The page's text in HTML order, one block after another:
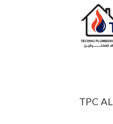
TPC